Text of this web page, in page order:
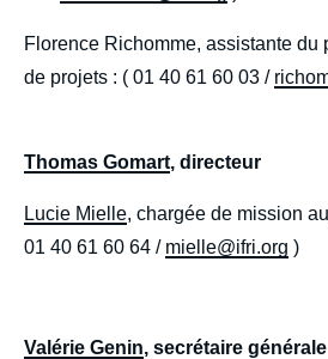
Florence Richomme, assistante du
de projets : ( 01 40 61 60 03 /
Thomas Gomart, directeur
Lucie Mielle, chargée de mission
01 40 61 60 64 / mielle@ifri.org )
Valérie Genin, secrétaire générale